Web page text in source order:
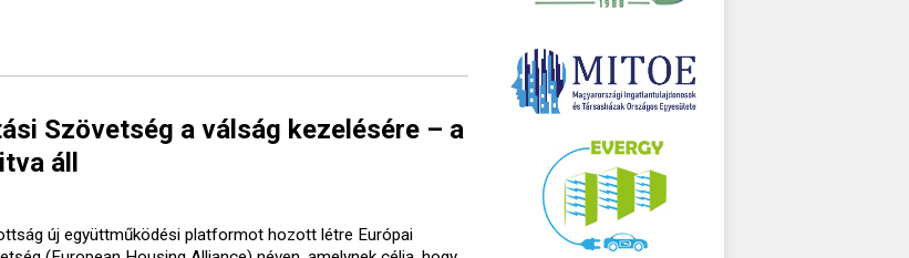
Szövetség a válság kezelésére – a
áll
új együttműködési platformot hozott létre Európai